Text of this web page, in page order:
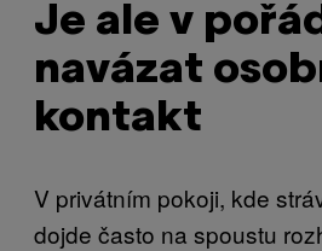
Je ale v
navázat
kontakt
V privátním pokoji, kde
dojde často na spoustu